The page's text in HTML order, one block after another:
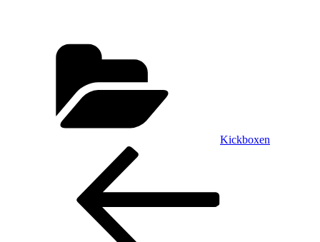
Kickboxen
Beitragsnavigation